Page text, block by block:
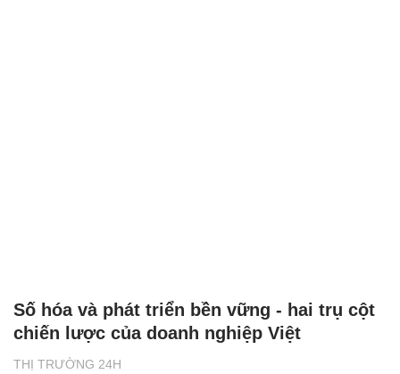
THỊ TRƯỜNG 24H
Số hóa và phát triển bền vững - hai trụ cột
chiến lược của doanh nghiệp Việt